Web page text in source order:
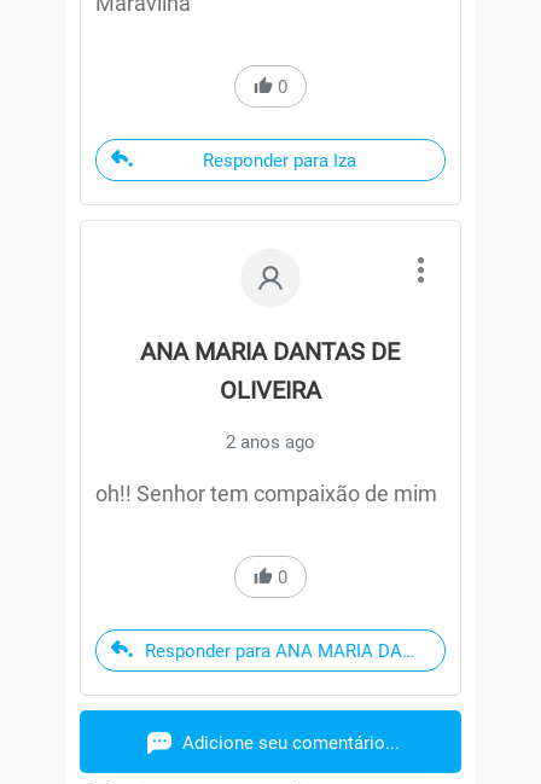
0
Responder para Iza
ANA MARIA DANTAS DE
OLIVEIRA
2 anos ago
oh!! Senhor tem compaixão de mim
0
Responder para ANA MARIA DANTAS DE
Adicione seu comentário...